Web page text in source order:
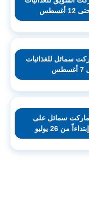
سمائل للغذائيات
سمائل على
من 26 يوليو